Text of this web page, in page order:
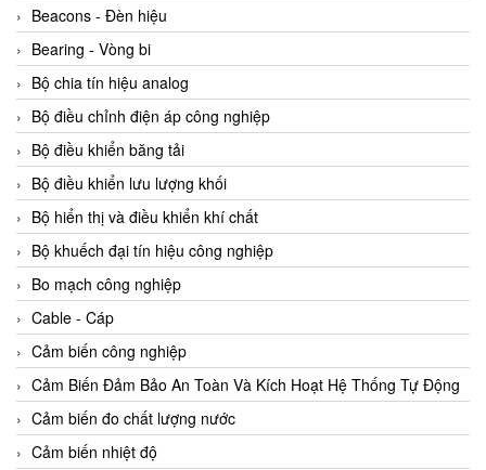
ADCA Vietnam
ADFweb Vietnam
Adler Vietnam
Ados Vietnam
Advanced Energy Vietnam
Advantech Vietnam
Agate Vietnam
AGR International Vietnam
Aichi Tokei Denki Vietnam
Aii Vietnam
AIKOH
AINUO Vietnam
AIR MAJOR
Aira Euro Automation
Beacons - Đèn hiệu
Bearing - Vòng bi
Bộ chia tín hiệu analog
Bộ điều chỉnh điện áp công nghiệp
Bộ điều khiển băng tải
Bộ điều khiển lưu lượng khối
Bộ hiển thị và điều khiển khí chất
Bộ khuếch đại tín hiệu công nghiệp
Bo mạch công nghiệp
Cable - Cáp
Cảm biến công nghiệp
Cảm Biến Đảm Bảo An Toàn Và Kích Hoạt Hệ Thống Tự Động
Cảm biến đo chất lượng nước
Cảm biến nhiệt độ